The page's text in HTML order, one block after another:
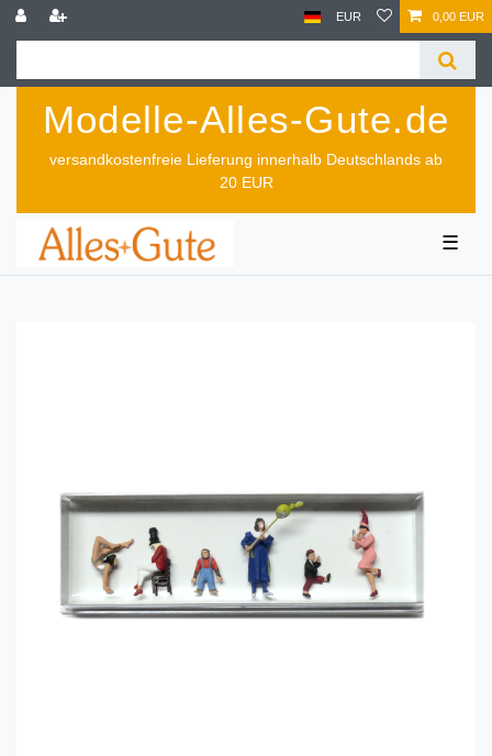
EUR 0,00 EUR
Modelle-Alles-Gute.de
versandkostenfreie Lieferung innerhalb Deutschlands ab
20 EUR
☰